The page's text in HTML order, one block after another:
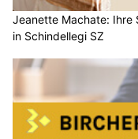
Jeanette Machate: Ihre
in Schindellegi SZ